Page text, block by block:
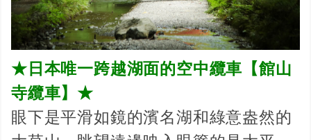
★日本唯一跨越湖面的空中纜車【館山
寺纜車】★
眼下是平滑如鏡的濱名湖和綠意盎然的